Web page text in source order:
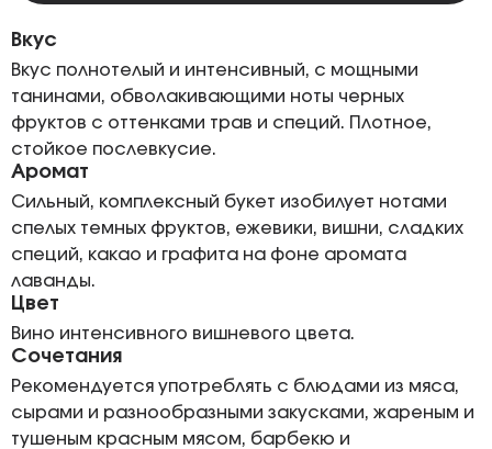
Вкус
Вкус полнотелый и интенсивный, с мощными
танинами, обволакивающими ноты черных
фруктов с оттенками трав и специй. Плотное,
стойкое послевкусие.
Аромат
Сильный, комплексный букет изобилует нотами
спелых темных фруктов, ежевики, вишни, сладких
специй, какао и графита на фоне аромата
лаванды.
Цвет
Вино интенсивного вишневого цвета.
Сочетания
Рекомендуется употреблять с блюдами из мяса,
сырами и разнообразными закусками, жареным и
тушеным красным мясом, барбекю и